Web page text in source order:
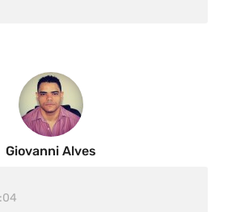
Giovanni Alves